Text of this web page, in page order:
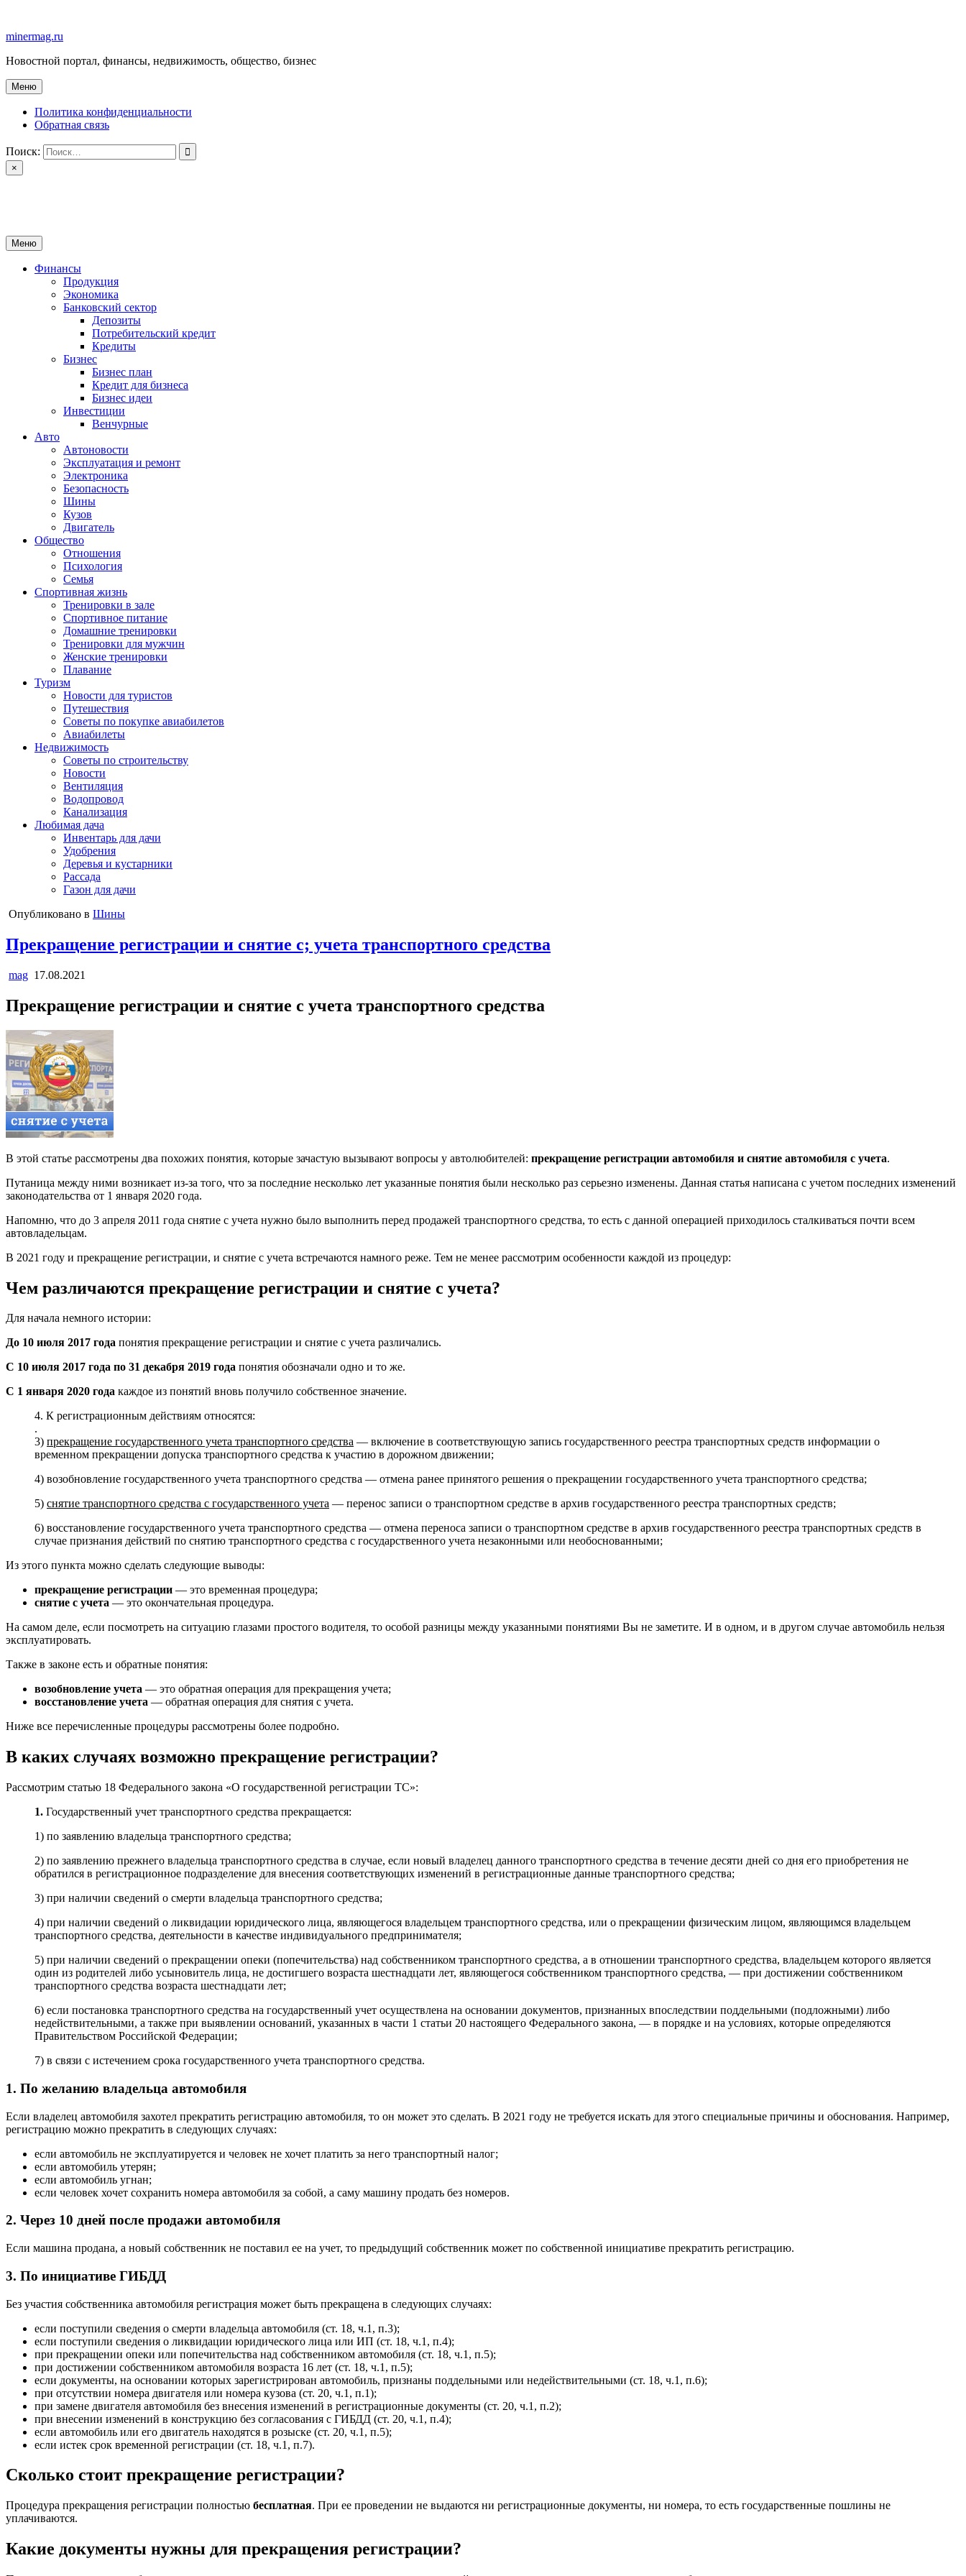
содержимому
minermag.ru
Новостной портал, финансы, недвижимость, общество, бизнес
Меню
Политика конфиденциальности
Обратная связь
Поиск:
×
Меню
Финансы
Продукция
Экономика
Банковский сектор
Депозиты
Потребительский кредит
Кредиты
Бизнес
Бизнес план
Кредит для бизнеса
Бизнес идеи
Инвестиции
Венчурные
Авто
Автоновости
Эксплуатация и ремонт
Электроника
Безопасность
Шины
Кузов
Двигатель
Общество
Отношения
Психология
Семья
Спортивная жизнь
Тренировки в зале
Спортивное питание
Домашние тренировки
Тренировки для мужчин
Женские тренировки
Плавание
Туризм
Новости для туристов
Путешествия
Советы по покупке авиабилетов
Авиабилеты
Недвижимость
Советы по строительству
Новости
Вентиляция
Водопровод
Канализация
Любимая дача
Инвентарь для дачи
Удобрения
Деревья и кустарники
Рассада
Газон для дачи
Опубликовано в Шины
Прекращение регистрации и снятие с; учета транспортного средства
mag 17.08.2021
Прекращение регистрации и снятие с учета транспортного средства
В этой статье рассмотрены два похожих понятия, которые зачастую вызывают вопросы у автолюбителей: прекращение регистрации автомобиля и снятие автомобиля с учета.
Путаница между ними возникает из-за того, что за последние несколько лет указанные понятия были несколько раз серьезно изменены. Данная статья написана с учетом последних изменений
законодательства от 1 января 2020 года.
Напомню, что до 3 апреля 2011 года снятие с учета нужно было выполнить перед продажей транспортного средства, то есть с данной операцией приходилось сталкиваться почти всем
автовладельцам.
В 2021 году и прекращение регистрации, и снятие с учета встречаются намного реже. Тем не менее рассмотрим особенности каждой из процедур:
Чем различаются прекращение регистрации и снятие с учета?
Для начала немного истории:
До 10 июля 2017 года понятия прекращение регистрации и снятие с учета различались.
С 10 июля 2017 года по 31 декабря 2019 года понятия обозначали одно и то же.
С 1 января 2020 года каждое из понятий вновь получило собственное значение.
4. К регистрационным действиям относятся:
.
3) прекращение государственного учета транспортного средства — включение в соответствующую запись государственного реестра транспортных средств информации о
временном прекращении допуска транспортного средства к участию в дорожном движении;
4) возобновление государственного учета транспортного средства — отмена ранее принятого решения о прекращении государственного учета транспортного средства;
5) снятие транспортного средства с государственного учета — перенос записи о транспортном средстве в архив государственного реестра транспортных средств;
6) восстановление государственного учета транспортного средства — отмена переноса записи о транспортном средстве в архив государственного реестра транспортных средств в
случае признания действий по снятию транспортного средства с государственного учета незаконными или необоснованными;
Из этого пункта можно сделать следующие выводы:
прекращение регистрации — это временная процедура;
снятие с учета — это окончательная процедура.
На самом деле, если посмотреть на ситуацию глазами простого водителя, то особой разницы между указанными понятиями Вы не заметите. И в одном, и в другом случае автомобиль нельзя
эксплуатировать.
Также в законе есть и обратные понятия:
возобновление учета — это обратная операция для прекращения учета;
восстановление учета — обратная операция для снятия с учета.
Ниже все перечисленные процедуры рассмотрены более подробно.
В каких случаях возможно прекращение регистрации?
Рассмотрим статью 18 Федерального закона «О государственной регистрации ТС»:
1. Государственный учет транспортного средства прекращается:
1) по заявлению владельца транспортного средства;
2) по заявлению прежнего владельца транспортного средства в случае, если новый владелец данного транспортного средства в течение десяти дней со дня его приобретения не
обратился в регистрационное подразделение для внесения соответствующих изменений в регистрационные данные транспортного средства;
3) при наличии сведений о смерти владельца транспортного средства;
4) при наличии сведений о ликвидации юридического лица, являющегося владельцем транспортного средства, или о прекращении физическим лицом, являющимся владельцем
транспортного средства, деятельности в качестве индивидуального предпринимателя;
5) при наличии сведений о прекращении опеки (попечительства) над собственником транспортного средства, а в отношении транспортного средства, владельцем которого является
один из родителей либо усыновитель лица, не достигшего возраста шестнадцати лет, являющегося собственником транспортного средства, — при достижении собственником
транспортного средства возраста шестнадцати лет;
6) если постановка транспортного средства на государственный учет осуществлена на основании документов, признанных впоследствии поддельными (подложными) либо
недействительными, а также при выявлении оснований, указанных в части 1 статьи 20 настоящего Федерального закона, — в порядке и на условиях, которые определяются
Правительством Российской Федерации;
7) в связи с истечением срока государственного учета транспортного средства.
1. По желанию владельца автомобиля
Если владелец автомобиля захотел прекратить регистрацию автомобиля, то он может это сделать. В 2021 году не требуется искать для этого специальные причины и обоснования. Например,
регистрацию можно прекратить в следующих случаях:
если автомобиль не эксплуатируется и человек не хочет платить за него транспортный налог;
если автомобиль утерян;
если автомобиль угнан;
если человек хочет сохранить номера автомобиля за собой, а саму машину продать без номеров.
2. Через 10 дней после продажи автомобиля
Если машина продана, а новый собственник не поставил ее на учет, то предыдущий собственник может по собственной инициативе прекратить регистрацию.
3. По инициативе ГИБДД
Без участия собственника автомобиля регистрация может быть прекращена в следующих случаях:
если поступили сведения о смерти владельца автомобиля (ст. 18, ч.1, п.3);
если поступили сведения о ликвидации юридического лица или ИП (ст. 18, ч.1, п.4);
при прекращении опеки или попечительства над собственником автомобиля (ст. 18, ч.1, п.5);
при достижении собственником автомобиля возраста 16 лет (ст. 18, ч.1, п.5);
если документы, на основании которых зарегистрирован автомобиль, признаны поддельными или недействительными (ст. 18, ч.1, п.6);
при отсутствии номера двигателя или номера кузова (ст. 20, ч.1, п.1);
при замене двигателя автомобиля без внесения изменений в регистрационные документы (ст. 20, ч.1, п.2);
при внесении изменений в конструкцию без согласования с ГИБДД (ст. 20, ч.1, п.4);
если автомобиль или его двигатель находятся в розыске (ст. 20, ч.1, п.5);
если истек срок временной регистрации (ст. 18, ч.1, п.7).
Сколько стоит прекращение регистрации?
Процедура прекращения регистрации полностью бесплатная. При ее проведении не выдаются ни регистрационные документы, ни номера, то есть государственные пошлины не
уплачиваются.
Какие документы нужны для прекращения регистрации?